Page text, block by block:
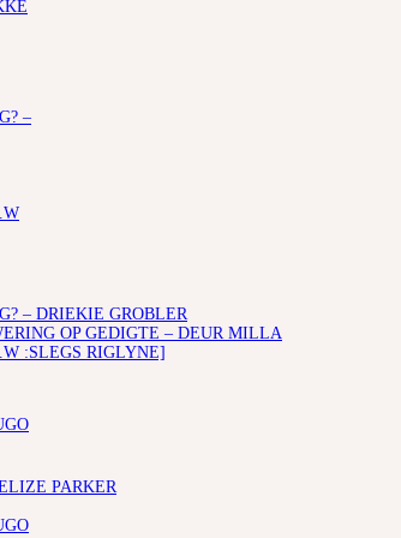
–
– DRIEKIE GROBLER
OP GEDIGTE – DEUR MILLA
:SLEGS RIGLYNE]
PARKER